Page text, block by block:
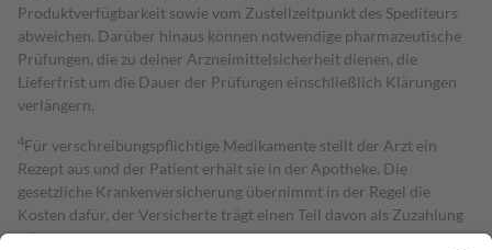
Produktverfügbarkeit sowie vom Zustellzeitpunkt des Spediteurs
abweichen. Darüber hinaus können notwendige pharmazeutische
Prüfungen, die zu deiner Arzneimittelsicherheit dienen, die
Lieferfrist um die Dauer der Prüfungen einschließlich Klärungen
verlängern.
4Für verschreibungspflichtige Medikamente stellt der Arzt ein
Rezept aus und der Patient erhält sie in der Apotheke. Die
gesetzliche Krankenversicherung übernimmt in der Regel die
Kosten dafür, der Versicherte trägt einen Teil davon als Zuzahlung
mit.